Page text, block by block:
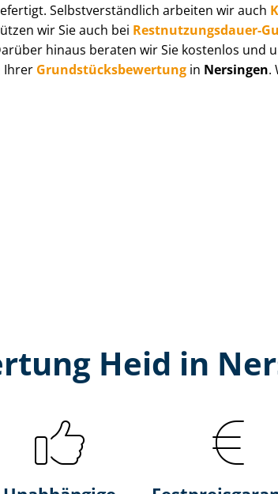
Selbst­ver­ständ­lich arbeiten wir auch
wir Sie auch bei Rest­nut­zungs­dau­er-
hinaus beraten wir Sie kostenlos und
Ihrer Grund­stücks­be­wer­tung in Nersingen.
Heid in